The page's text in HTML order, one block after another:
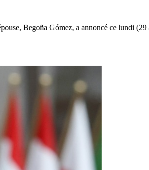
Begoña Gómez, a annoncé ce lundi